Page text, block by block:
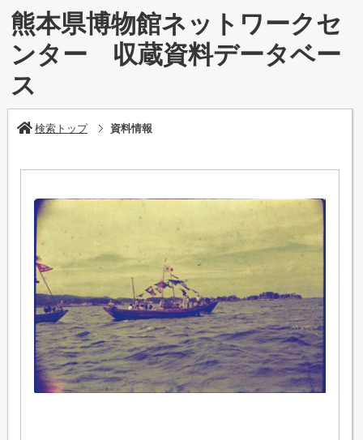
熊本県博物館ネットワークセ
ンター 収蔵資料データベー
ス
検索トップ 資料情報